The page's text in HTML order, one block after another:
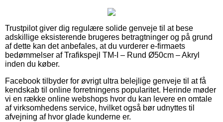
Trustpilot giver dig regulære solide genveje til at bese
adskillige eksisterende brugeres betragtninger og på grund
af dette kan det anbefales, at du vurderer e-firmaets
bedømmelser af Trafikspejl TM-I – Rund Ø50cm – Akryl
inden du køber.
Facebook tilbyder for øvrigt ultra belejlige genveje til at få
kendskab til online forretningens popularitet. Herinde møder
vi en række online webshops hvor du kan levere en omtale
af virksomhedens service, hvilket også bør udnyttes til
afvejning af hvor glade kunderne er.